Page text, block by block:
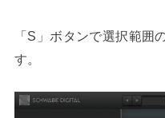
「S」ボタンで選択範囲
す。